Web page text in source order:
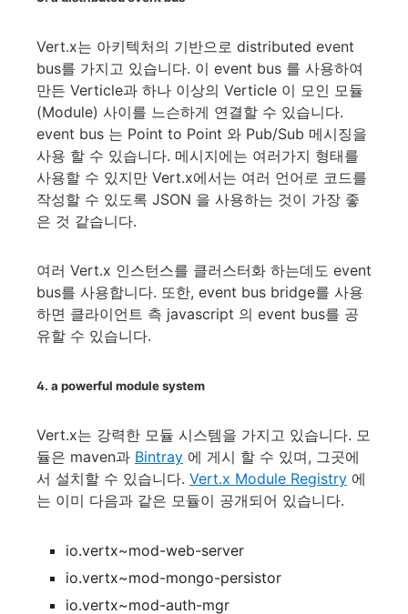
Vert.x는 아키텍처의 기반으로 distributed event
bus를 가지고 있습니다. 이 event bus 를 사용하여
만든 Verticle과 하나 이상의 Verticle 이 모인 모듈
(Module) 사이를 느슨하게 연결할 수 있습니다.
event bus 는 Point to Point 와 Pub/Sub 메시징을
사용 할 수 있습니다. 메시지에는 여러가지 형태를
사용할 수 있지만 Vert.x에서는 여러 언어로 코드를
작성할 수 있도록 JSON 을 사용하는 것이 가장 좋
은 것 같습니다.
여러 Vert.x 인스턴스를 클러스터화 하는데도 event
bus를 사용합니다. 또한, event bus bridge를 사용
하면 클라이언트 측 javascript 의 event bus를 공
유할 수 있습니다.
4. a powerful module system
Vert.x는 강력한 모듈 시스템을 가지고 있습니다. 모
듈은 maven과 Bintray 에 게시 할 수 있며, 그곳에
서 설치할 수 있습니다. Vert.x Module Registry 에
는 이미 다음과 같은 모듈이 공개되어 있습니다.
io.vertx~mod-web-server
io.vertx~mod-mongo-persistor
io.vertx~mod-auth-mgr